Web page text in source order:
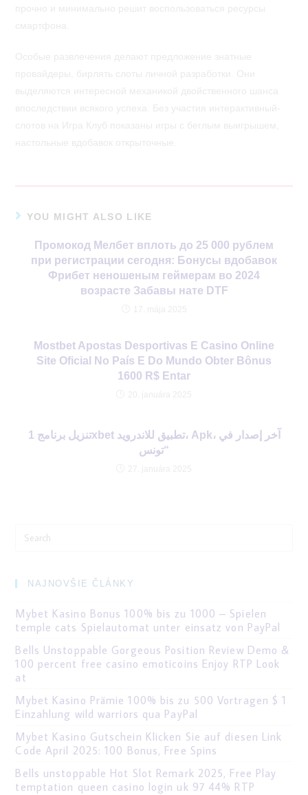
YOU MIGHT ALSO LIKE
Промокод Мелбет вплоть до 25 000 рублем
при регистрации сегодня: Бонусы вдобавок
Фрибет неношеным геймерам во 2024
возрасте Забавы нате DTF
Mostbet Apostas Desportivas E Casino Online
Site Oficial No País E Do Mundo Obter Bônus
1600 R$ Entar
تنزيل برنامج 1xbet تطبيق للاندرويد، Apk، آخر إصدار في
تونس“
Search
for:
NAJNOVŠIE ČLÁNKY
Mybet Kasino Bonus 100% bis zu 1000 – Spielen
temple cats Spielautomat unter einsatz von PayPal
Bells Unstoppable Gorgeous Position Review Demo &
100 percent free casino emoticoins Enjoy RTP Look
at
Mybet Kasino Prämie 100% bis zu 500 Vortragen $ 1
Einzahlung wild warriors qua PayPal
Mybet Kasino Gutschein Klicken Sie auf diesen Link
Code April 2025: 100 Bonus, Free Spins
Bells unstoppable Hot Slot Remark 2025, Free Play
temptation queen casino login uk 97 44% RTP